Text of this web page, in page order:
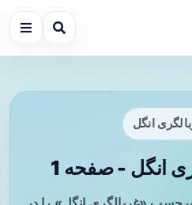
انگل
انگل - صفحه 1